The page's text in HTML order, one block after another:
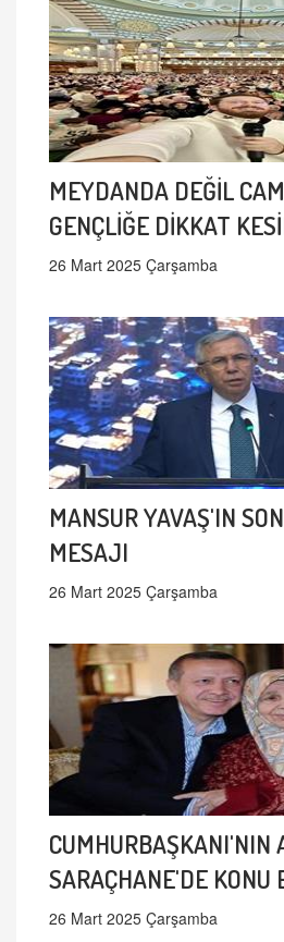
MEYDANDA DEĞİL
GENÇLİĞE DİKKAT
26 Mart 2025 Çarşamba
MANSUR YAVAŞ'IN
MESAJI
26 Mart 2025 Çarşamba
CUMHURBAŞKANI'NIN
SARAÇHANE'DE KONU
26 Mart 2025 Çarşamba